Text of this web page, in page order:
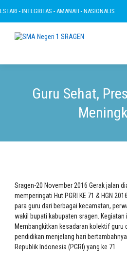
- INTEGRITAS - AMANAH - NASIONALIS
Guru Sehat,
Sragen-20 November 2016 Gerak jalan
memperingati Hut PGRI KE 71 & HGN
para guru dari berbagai kecamatan,
wakil bupati kabupaten sragen.
Membangkitkan kesadaran kolektif guru
pendidikan menjelang hari
Republik Indonesia (PGRI) yang ke 71 .